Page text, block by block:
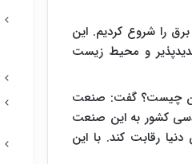
دار در حوزه صنعت برق را شروع کردیم. این
و محیط زیست
چیست؟ گفت: صنعت
خدمات فنی و مهندسی کشور به این صنعت
رقابت کند. با این